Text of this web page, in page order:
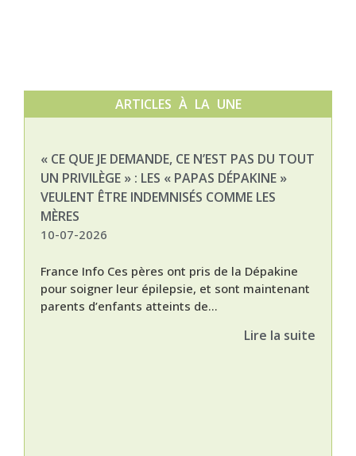
ARTICLES À LA UNE
« CE QUE JE DEMANDE, CE N’EST PAS DU TOUT
UN PRIVILÈGE » : LES « PAPAS DÉPAKINE »
VEULENT ÊTRE INDEMNISÉS COMME LES
MÈRES
10-07-2026
France Info Ces pères ont pris de la Dépakine
pour soigner leur épilepsie, et sont maintenant
parents d’enfants atteints de...
Lire la suite